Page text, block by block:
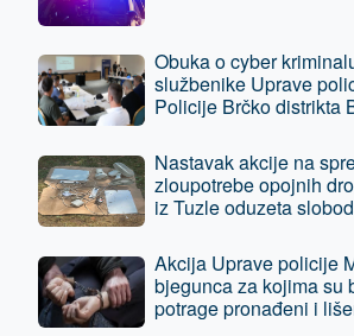
Obuka o cyber
službenike Uprave
Policije Brčko distrikta
Nastavak akcije na
zloupotrebe opojnih
iz Tuzle oduzeta
Akcija Uprave policije
bjegunca za kojima su
potrage pronađeni i